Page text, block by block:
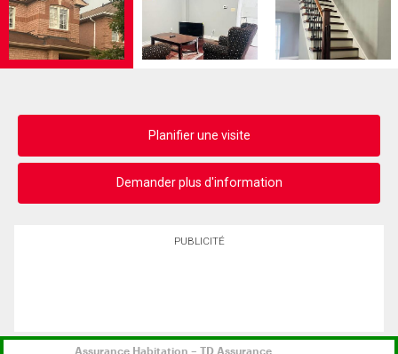
Planifier une visite
Demander plus d'information
PUBLICITÉ